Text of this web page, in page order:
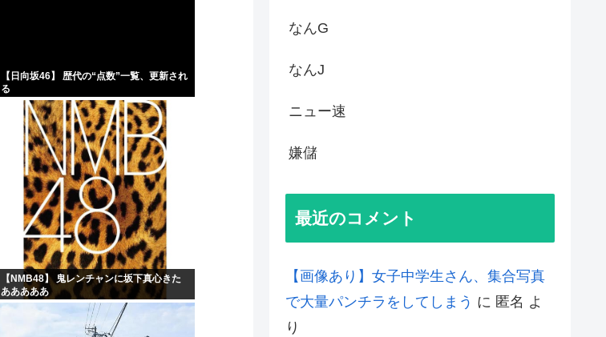
【日向坂46】 歴代の“点数”一覧、更新され
る
【NMB48】 鬼レンチャンに坂下真心きた
あああああ
なんG
なんJ
ニュー速
嫌儲
最近のコメント
【画像あり】女子中学生さん、集合写真
で大量パンチラをしてしまう に 匿名 よ
り